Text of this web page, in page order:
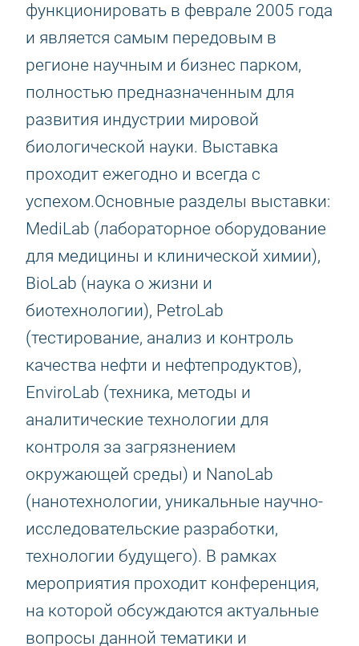
функционировать в феврале 2005 года
и является самым передовым в
регионе научным и бизнес парком,
полностью предназначенным для
развития индустрии мировой
биологической науки. Выставка
проходит ежегодно и всегда с
успехом.Основные разделы выставки:
MediLab (лабораторное оборудование
для медицины и клинической химии),
BioLab (наука о жизни и
биотехнологии), PetroLab
(тестирование, анализ и контроль
качества нефти и нефтепродуктов),
EnviroLab (техника, методы и
аналитические технологии для
контроля за загрязнением
окружающей среды) и NanoLab
(нанотехнологии, уникальные научно-
исследовательские разработки,
технологии будущего). В рамках
мероприятия проходит конференция,
на которой обсуждаются актуальные
вопросы данной тематики и